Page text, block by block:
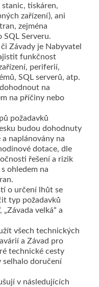
stanic, tiskáren,
zařízení), ani
zejména
Serveru.
Závady je Nabyvatel
funkčnost
periferií,
SQL serverů, atp.
na
na příčiny nebo
požadavků
budou dohodnuty
naplánovány na
dotace, dle
řešení a rizik
ohledem na
o určení lhůt se
typ požadavků
velká“ a
všech technických
a Závad pro
technické cesty
selhalo doručení
v následujících